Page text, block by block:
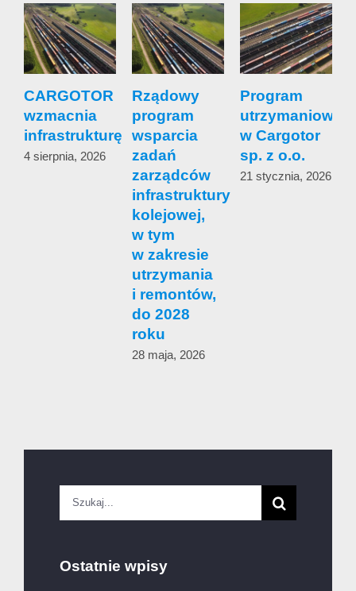
CARGOTOR
wzmacnia
infrastrukturę
4 sierpnia, 2026
Rządowy
program
wsparcia
zadań
zarządców
infrastruktury
kolejowej,
w tym
w zakresie
utrzymania
i remontów,
do 2028
roku
28 maja, 2026
Program
utrzymaniowy
w Cargotor
sp. z o.o.
21 stycznia, 2026
Szukaj
Ostatnie wpisy